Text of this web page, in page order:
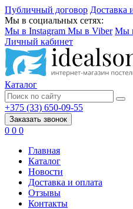
Публичный договор Доставка
Мы в социальных сетях:
Мы в Instagram Мы в Viber Мы
Личный кабинет
Каталог
+375 (33) 650-09-55
Заказать звонок
0 0 0
Главная
Каталог
Новости
Доставка и оплата
Отзывы
Контакты